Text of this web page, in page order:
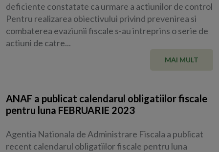
deficiente constatate ca urmare a actiunilor de control
Pentru realizarea obiectivului privind prevenirea si
combaterea evaziunii fiscale s-au intreprins o serie de
actiuni de catre...
MAI MULT
ANAF a publicat calendarul obligatiilor fiscale
pentru luna FEBRUARIE 2023
Agentia Nationala de Administrare Fiscala a publicat
recent calendarul obligatiilor fiscale pentru luna